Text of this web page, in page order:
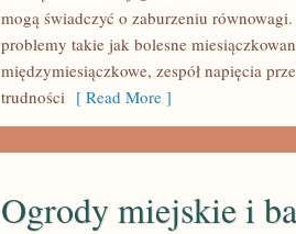
mogą świadczyć o zaburzeniu równowagi.
problemy takie jak bolesne
międzymiesiączkowe, zespół napięcia
trudności [ Read More ]
Ogrody miejskie i